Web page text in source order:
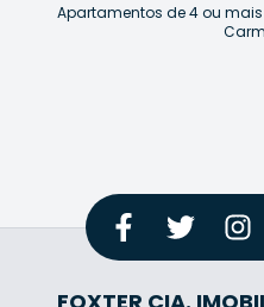
Apartamentos de 4 ou